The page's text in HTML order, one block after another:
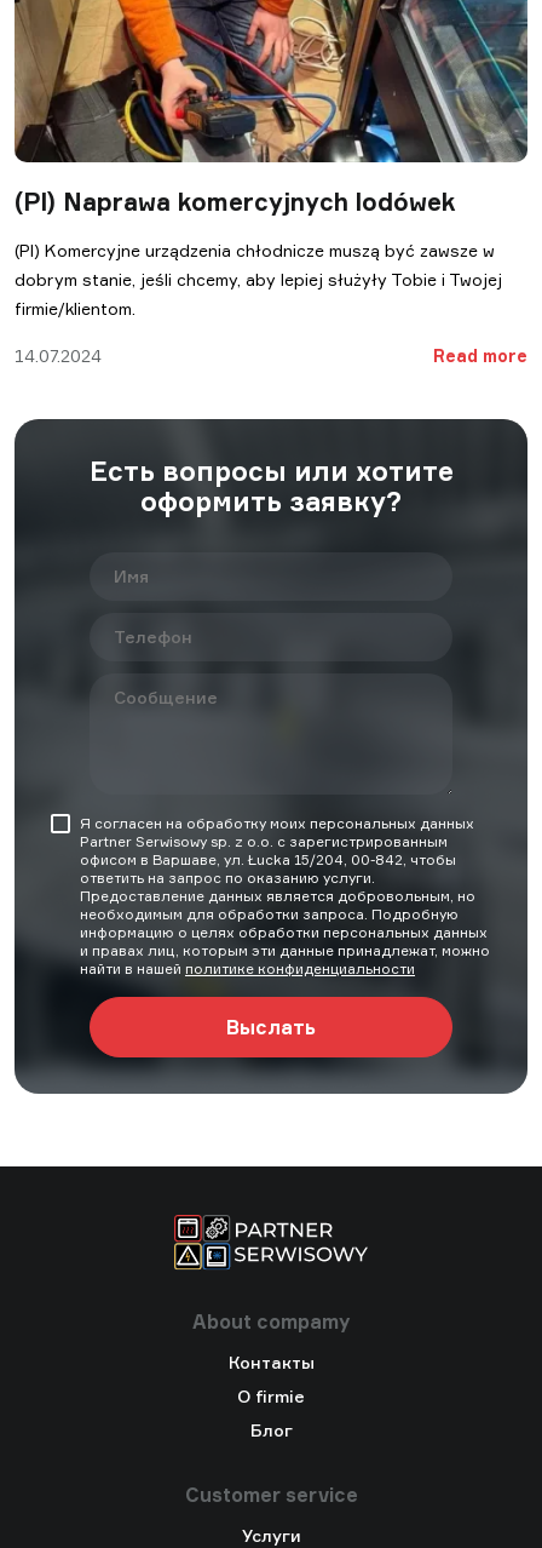
(Pl) Naprawa komercyjnych lodówek
(Pl) Komercyjne urządzenia chłodnicze muszą być zawsze w
dobrym stanie, jeśli chcemy, aby lepiej służyły Tobie i Twojej
firmie/klientom.
14.07.2024 Read more
Есть вопросы или хотите
оформить заявку?
Я согласен на обработку моих персональных данных
Partner Serwisowy sp. z o.o. с зарегистрированным
офисом в Варшаве, ул. Łucka 15/204, 00-842, чтобы
ответить на запрос по оказанию услуги.
Предоставление данных является добровольным, но
необходимым для обработки запроса. Подробную
информацию о целях обработки персональных данных
и правах лиц, которым эти данные принадлежат, можно
найти в нашей политике конфиденциальности
About compamy
Контакты
O firmie
Блог
Customer service
Услуги